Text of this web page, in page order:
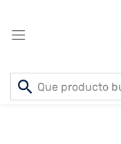
Inicio PRODUCTOS